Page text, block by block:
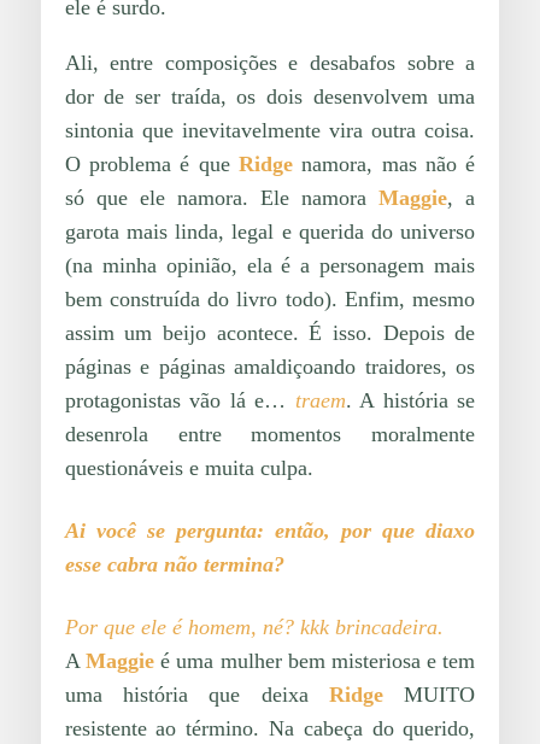
ele é surdo.
Ali, entre composições e desabafos sobre a
dor de ser traída, os dois desenvolvem uma
sintonia que inevitavelmente vira outra coisa.
O problema é que Ridge namora, mas não é
só que ele namora. Ele namoraMaggie, a
garota mais linda, legal e querida do universo
(na minha opinião, ela é a personagem mais
bem construída do livro todo). Enfim, mesmo
assim um beijo acontece. É isso. Depois de
páginas e páginas amaldiçoando traidores, os
protagonistas vão lá e… traem. A história se
desenrola entre momentos moralmente
questionáveis e muita culpa.
Ai você se pergunta: então, por que diaxo
esse cabra não termina?
Por que ele é homem, né? kkk brincadeira.
A Maggieé uma mulher bem misteriosa e tem
uma história que deixaRidge MUITO
resistente ao término. Na cabeça do querido,